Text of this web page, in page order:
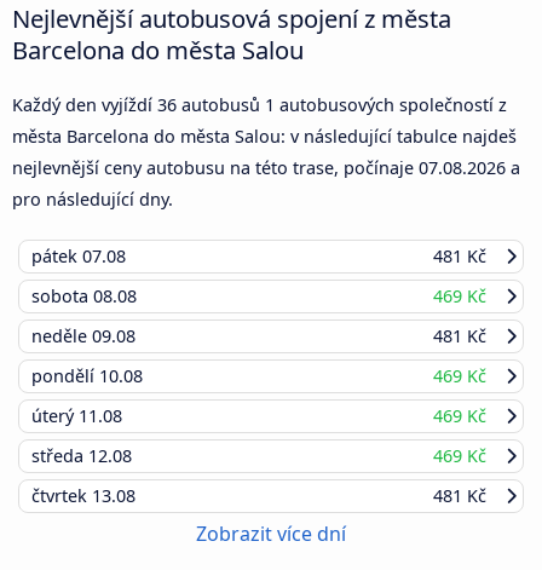
Nejlevnější autobusová spojení z města
Barcelona do města Salou
Každý den vyjíždí 36 autobusů 1 autobusových společností z
města Barcelona do města Salou: v následující tabulce najdeš
nejlevnější ceny autobusu na této trase, počínaje 07.08.2026 a
pro následující dny.
pátek 07.08
481 Kč
sobota 08.08
469 Kč
neděle 09.08
481 Kč
pondělí 10.08
469 Kč
úterý 11.08
469 Kč
středa 12.08
469 Kč
čtvrtek 13.08 481 Kč
Zobrazit více dní